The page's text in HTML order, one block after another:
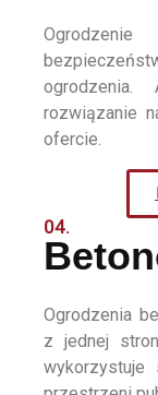
rozwiązanie
ofercie.
04.
Ogrodzenia
z jednej